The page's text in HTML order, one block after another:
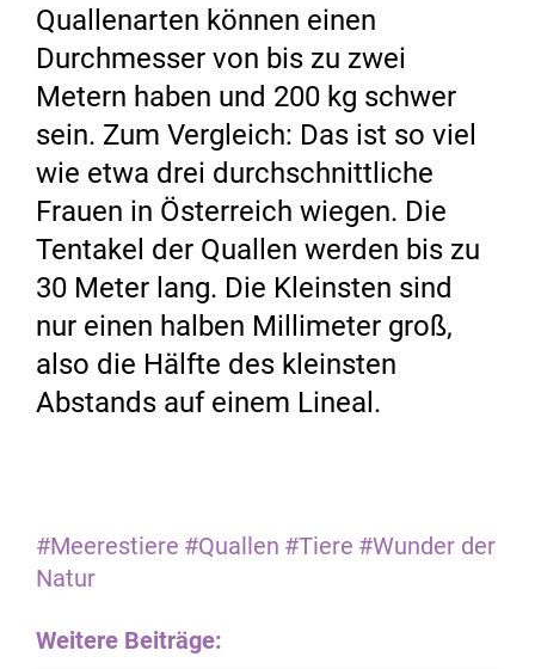
Quallenarten können einen
Durchmesser von bis zu zwei
Metern haben und 200 kg schwer
sein. Zum Vergleich: Das ist so viel
wie etwa drei durchschnittliche
Frauen in Österreich wiegen. Die
Tentakel der Quallen werden bis zu
30 Meter lang. Die Kleinsten sind
nur einen halben Millimeter groß,
also die Hälfte des kleinsten
Abstands auf einem Lineal.
#Meerestiere #Quallen #Tiere #Wunder der
Natur
Weitere Beiträge: